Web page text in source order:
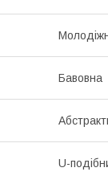
Бавовна
U-